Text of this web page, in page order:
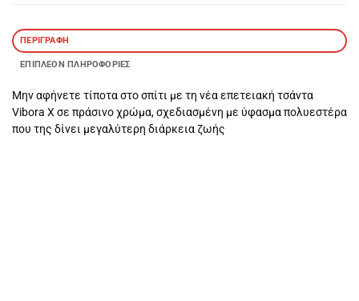
ΠΕΡΙΓΡΑΦΉ
ΕΠΙΠΛΈΟΝ ΠΛΗΡΟΦΟΡΊΕΣ
Μην αφήνετε τίποτα στο σπίτι με τη νέα επετειακή τσάντα
Vibora X σε πράσινο χρώμα, σχεδιασμένη με ύφασμα πολυεστέρα
που της δίνει μεγαλύτερη διάρκεια ζωής